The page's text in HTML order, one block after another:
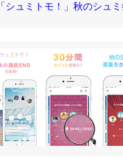
「シュミトモ！」秋のシュ